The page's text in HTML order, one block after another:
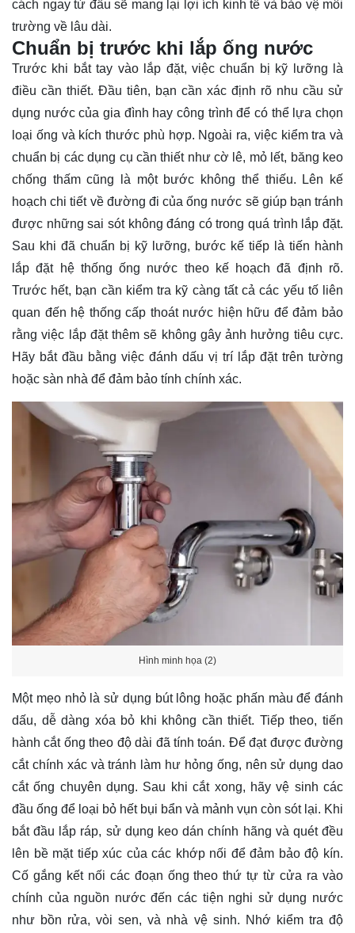
cách ngay từ đầu sẽ mang lại lợi ích kinh tế và bảo vệ môi
trường về lâu dài.
Chuẩn bị trước khi lắp ống nước
Trước khi bắt tay vào lắp đặt, việc chuẩn bị kỹ lưỡng là
điều cần thiết. Đầu tiên, bạn cần xác định rõ nhu cầu sử
dụng nước của gia đình hay công trình để có thể lựa chọn
loại ống và kích thước phù hợp. Ngoài ra, việc kiểm tra và
chuẩn bị các dụng cụ cần thiết như cờ lê, mỏ lết, băng keo
chống thấm cũng là một bước không thể thiếu. Lên kế
hoạch chi tiết về đường đi của ống nước sẽ giúp bạn tránh
được những sai sót không đáng có trong quá trình lắp đặt.
Sau khi đã chuẩn bị kỹ lưỡng, bước kế tiếp là tiến hành
lắp đặt hệ thống ống nước theo kế hoạch đã định rõ.
Trước hết, bạn cần kiểm tra kỹ càng tất cả các yếu tố liên
quan đến hệ thống cấp thoát nước hiện hữu để đảm bảo
rằng việc lắp đặt thêm sẽ không gây ảnh hưởng tiêu cực.
Hãy bắt đầu bằng việc đánh dấu vị trí lắp đặt trên tường
hoặc sàn nhà để đảm bảo tính chính xác.
Hình minh họa (2)
Một mẹo nhỏ là sử dụng bút lông hoặc phấn màu để đánh
dấu, dễ dàng xóa bỏ khi không cần thiết. Tiếp theo, tiến
hành cắt ống theo độ dài đã tính toán. Để đạt được đường
cắt chính xác và tránh làm hư hỏng ống, nên sử dụng dao
cắt ống chuyên dụng. Sau khi cắt xong, hãy vệ sinh các
đầu ống để loại bỏ hết bụi bẩn và mảnh vụn còn sót lại. Khi
bắt đầu lắp ráp, sử dụng keo dán chính hãng và quét đều
lên bề mặt tiếp xúc của các khớp nối để đảm bảo độ kín.
Cố gắng kết nối các đoạn ống theo thứ tự từ cửa ra vào
chính của nguồn nước đến các tiện nghi sử dụng nước
như bồn rửa, vòi sen, và nhà vệ sinh. Nhớ kiểm tra độ